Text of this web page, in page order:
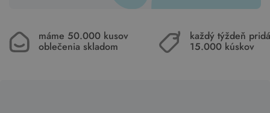
máme 50.000 kusov
oblečenia skladom
každý týždeň
15.000 kúskov